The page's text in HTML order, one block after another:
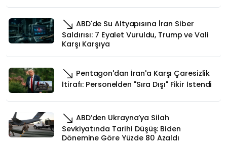
ABD'de Su Altyapısına İran Siber
Saldırısı: 7 Eyalet Vuruldu, Trump ve Vali
Karşı Karşıya
Pentagon'dan İran'a Karşı Çaresizlik
İtirafı: Personelden "Sıra Dışı" Fikir İstendi
ABD’den Ukrayna’ya Silah
Sevkiyatında Tarihi Düşüş: Biden
Dönemine Göre Yüzde 80 Azaldı